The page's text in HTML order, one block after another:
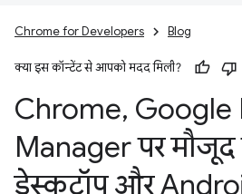
Chrome for Developers Blog
क्या इस कॉन्टेंट से आपको मदद मिली?
Chrome, Google
Manager पर
डेस्कटॉप और